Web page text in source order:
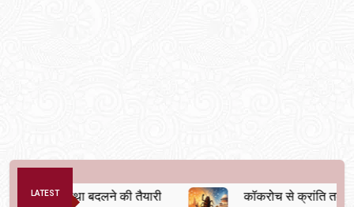
LATEST
व्यवस्था बदलने की तैयारी कॉकरोच से क्रांति तक